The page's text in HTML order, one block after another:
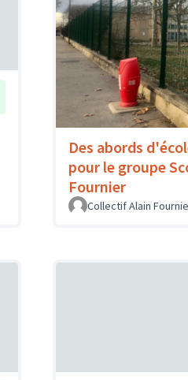
Des abords
pour le groupe
Fournier
Collectif Alain